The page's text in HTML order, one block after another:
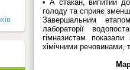
• А стакан, випитий
голоду та сприяє
Завершальним
лабораторії
гімназистам
хімічними речовинами,